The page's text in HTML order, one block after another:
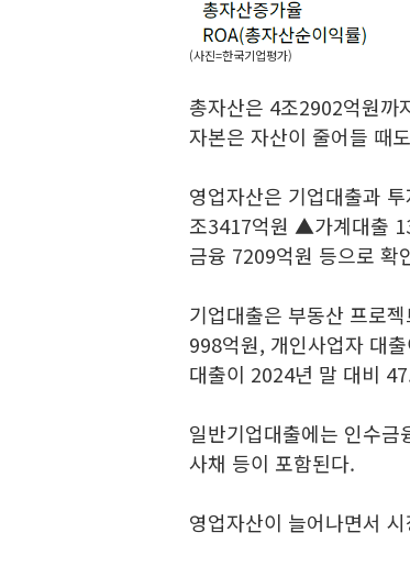
(사진=한국기업평가)
총자산은 4조2902억원까
자본은 자산이 줄어들 때
영업자산은 기업대출과
조3417억원 ▲가계대출
금융 7209억원 등으로 확
기업대출은 부동산 프로
998억원, 개인사업자 대
대출이 2024년 말 대비
일반기업대출에는 인수
사채 등이 포함된다.
영업자산이 늘어나면서